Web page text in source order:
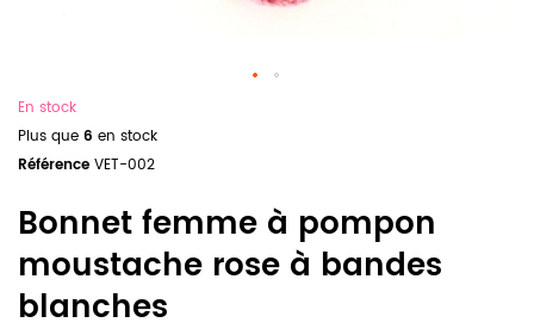
En stock
Plus que 6 en stock
Référence VET-002
Bonnet femme à pompon
moustache rose à bandes
blanches